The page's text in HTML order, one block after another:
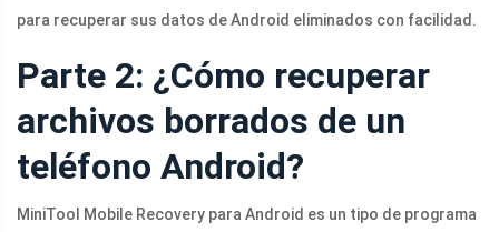
para recuperar sus datos de Android eliminados con facilidad.
Parte 2: ¿Cómo recuperar
archivos borrados de un
teléfono Android?
MiniTool Mobile Recovery para Android es un tipo de programa